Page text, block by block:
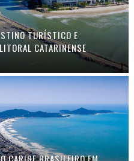
TURÍSTICO E
CATARINENSE